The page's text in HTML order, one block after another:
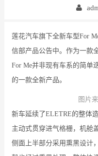
莲花汽车旗下全新车型For
信部产品公告中。作为一款
For Me并非现有车系的简单
的一款全新产品。
图片
新车延续了ELETRE的整体
主动式贯穿进气格栅，机舱
侧面上半部分采用熏黑设计